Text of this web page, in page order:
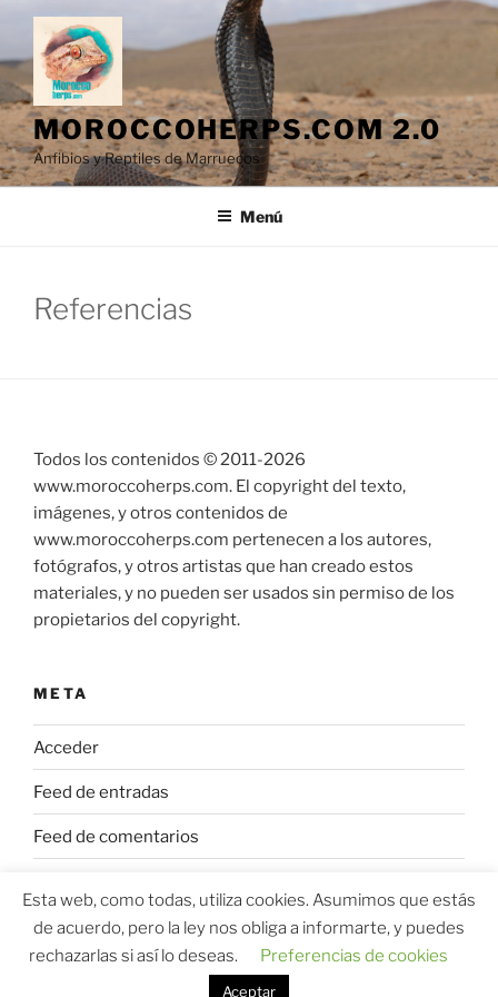
Saltar
contenido
MOROCCOHERPS.COM 2.0
Anfibios y Reptiles de Marruecos
Menú
Referencias
Todos los contenidos © 2011-2026
www.moroccoherps.com. El copyright del texto,
imágenes, y otros contenidos de
www.moroccoherps.com pertenecen a los autores,
fotógrafos, y otros artistas que han creado estos
materiales, y no pueden ser usados sin permiso de los
propietarios del copyright.
META
Acceder
Feed de entradas
Feed de comentarios
Esta web, como todas, utiliza cookies. Asumimos que estás
de acuerdo, pero la ley nos obliga a informarte, y puedes
rechazarlas si así lo deseas.
Preferencias de cookies
Aceptar